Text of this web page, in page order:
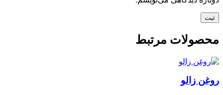
محصولات مرتبط
روغن زالو